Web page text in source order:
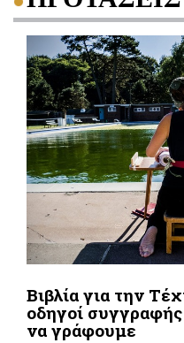
Βιβλία για την
οδηγοί
να γράφουμε